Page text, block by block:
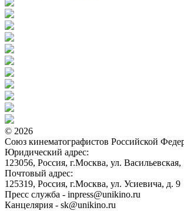
© 2026
Союз кинематографистов Российской
Юридический адрес:
123056, Россия, г.Москва, ул. Васильевская,
Почтовый адрес:
125319, Россия, г.Москва, ул. Усиевича, д. 9
Пресс служба - inpress@unikino.ru
Канцелярия - sk@unikino.ru